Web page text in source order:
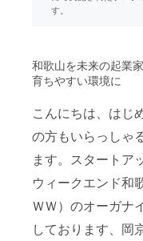
す。
和歌山を未来の起業
育ちやすい環境に
こんにちは、はじ
の方もいらっしゃ
ます。スタートア
ウィークエンド和
ＷＷ）のオーガナ
しております、岡